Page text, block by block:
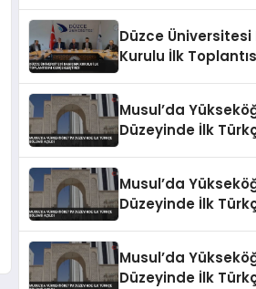
Düzce Üniversitesi
Kurulu İlk
Musul’da
Düzeyinde İlk
Musul’da
Düzeyinde İlk
Musul’da
Düzeyinde İlk